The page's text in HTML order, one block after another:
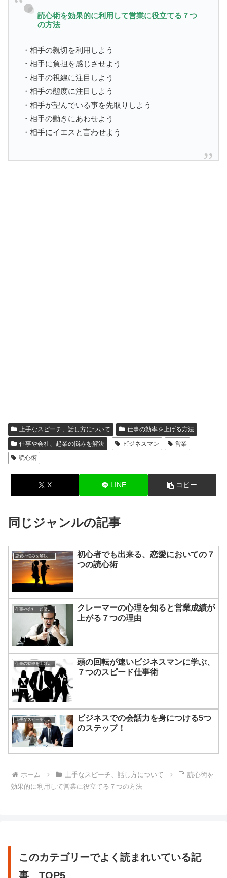
読心術を効果的に利用して営業に役立てる７つ
の方法
・相手の親切を利用しよう
・相手に負担を感じさせよう
・相手の視線に注目しよう
・相手の態度に注目しよう
・相手が望んでいる事を先取りしよう
・相手の動きにあわせよう
・相手にイエスと言わせよう
上手なスピーチ、話し方について
仕事の効率を上げる方法
仕事や会社、起業の悩みを解決
ビジネスマン
営業
読心術
X LINE コピー
同じジャンルの記事
初心者でも出来る、恋愛においての７
つの読心術
クレーマーの心理を知ると営業成績が
上がる７つの理由
頭の回転が速いビジネスマンに学ぶ、
７つのスピード仕事術
上手なスピーチ、話し方について
ビジネスでの会話力を身につける5つ
のステップ！
ホーム 上手なスピーチ、話し方について
読心術を
効果的に利用して営業に役立てる７つの方法
このカテゴリーでよく読まれいている記
事 TOP5